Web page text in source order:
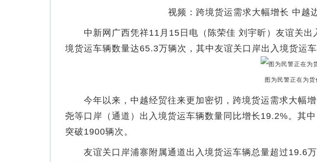
视频：跨境货运需求大幅增长 中越
中新网广西凭祥11月15日电（陈荣佳 刘宇昕）友谊关出
境货运车辆数量达65.3万辆次，其中友谊关口岸出入境货运
图为民警正在为
今年以来，中越经贸往来更加密切，跨境货运需求大幅增
尧等口岸（通道）出入境货运车辆数量同比增长19.2%。其
突破1900辆次。
友谊关口岸浦寨附属通道出入境货运车辆总量超过19.6万